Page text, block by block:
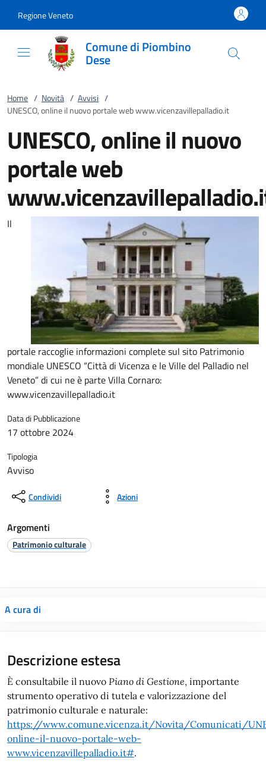
Regione Veneto
Comune di Piombino
Dese
Home / Novità / Avvisi /
UNESCO, online il nuovo portale web www.vicenzavillepalladio.it
UNESCO, online il nuovo
portale web
Il
portale raccoglie informazioni complete sul sito Patrimonio
mondiale UNESCO “Città di Vicenza e le Ville del Palladio nel
Veneto” di cui ne è parte Villa Cornaro:
www.vicenzavillepalladio.it
Data di Pubblicazione
17 ottobre 2024
Tipologia
Avviso
Condividi Azioni
Argomenti
Patrimonio culturale
A cura di
Descrizione estesa
È consultabile il nuovo Piano di Gestione, importante
strumento operativo di tutela e valorizzazione del
patrimonio culturale e naturale:
https://www.comune.vicenza.it/Novita/Comunicati/
online-il-nuovo-portale-web-
www.vicenzavillepalladio.it#.